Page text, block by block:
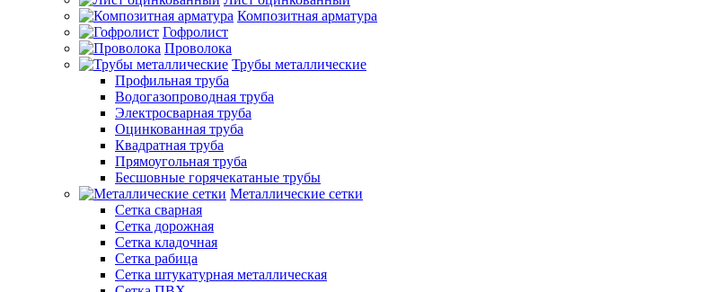
Композитная арматура
Гофролист
Проволока
Трубы металлические
Профильная труба
Водогазопроводная труба
Электросварная труба
Оцинкованная труба
Квадратная труба
Прямоугольная труба
Бесшовные горячекатаные трубы
Металлические сетки
Сетка сварная
Сетка дорожная
Сетка кладочная
Сетка рабица
Сетка штукатурная металлическая